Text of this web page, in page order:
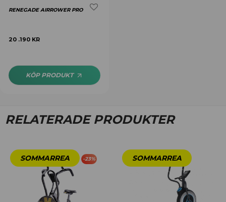
RENEGADE AIRROWER PRO
20 .190 KR
KÖP PRODUKT
RELATERADE PRODUKTER
-23%